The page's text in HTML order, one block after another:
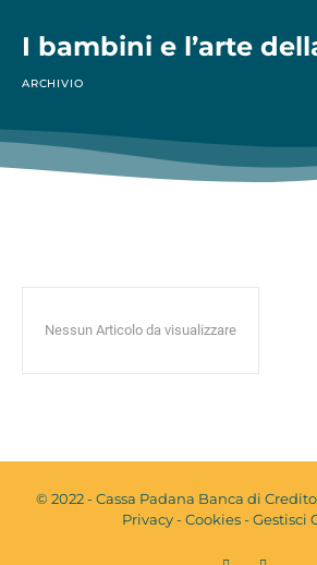
I bambini e l’arte
ARCHIVIO
Nessun Articolo da visualizzare
© 2022 - Cassa Padana Banca di
Privacy-Cookies-Gestisci